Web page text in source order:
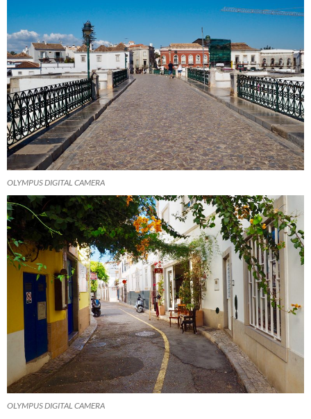
OLYMPUS DIGITAL CAMERA
OLYMPUS DIGITAL CAMERA